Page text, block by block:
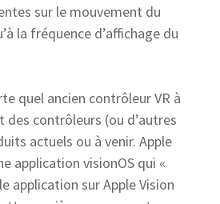
sur le mouvement du
la fréquence d’affichage du
quel ancien contrôleur VR à
contrôleurs (ou d’autres
actuels ou à venir. Apple
application visionOS qui «
application sur Apple Vision